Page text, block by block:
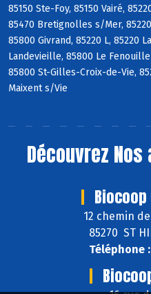
85150 Ste-Foy, 85150 Vairé,
85470 Bretignolles s/Mer,
85800 Givrand, 85220 L, 85220
Landevieille, 85800 Le
85800 St-Gilles-Croix-de-Vie,
Maixent s/Vie
Découvrez
Biocoop
12 chemin
85270 ST
Téléphone :